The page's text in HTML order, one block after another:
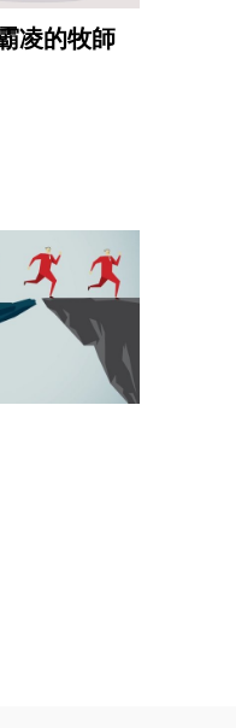
凌的牧師